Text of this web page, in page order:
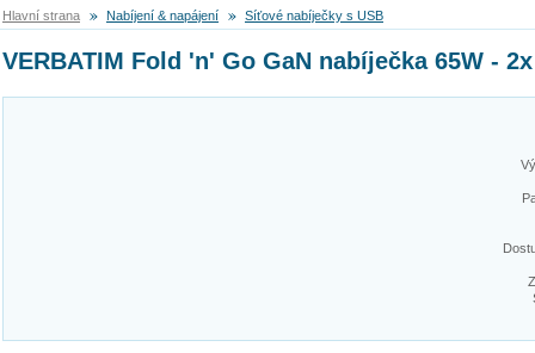
Hlavní strana Nabíjení & napájení Síťové nabíječky s USB
VERBATIM Fold 'n' Go GaN nabíječka 65W -